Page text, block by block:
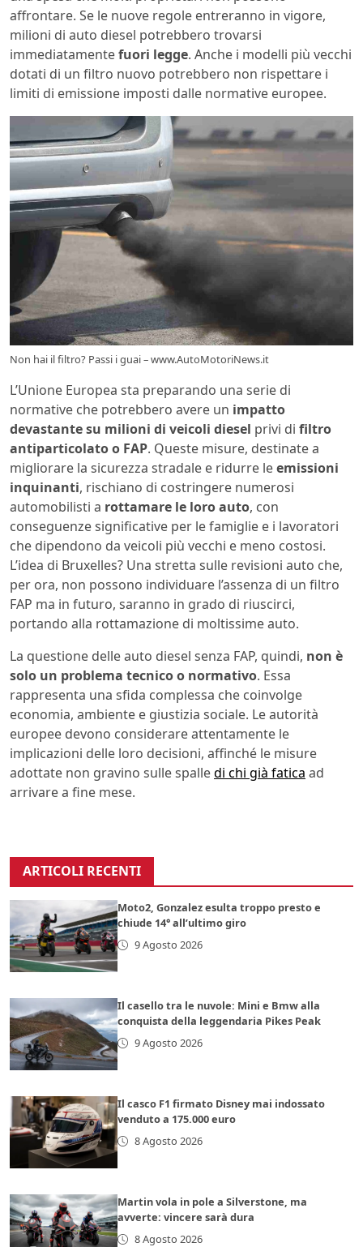
affrontare. Se le nuove regole entreranno in vigore,
milioni di auto diesel potrebbero trovarsi
immediatamentefuori legge. Anche i modelli più vecchi
dotati di un filtro nuovo potrebbero non rispettare i
limiti di emissione imposti dalle normative europee.
Non hai il filtro? Passi i guai – www.AutoMotoriNews.it
L’Unione Europea sta preparando una serie di
normative che potrebbero avere un impatto
devastante su milioni di veicoli diesel privi di filtro
antiparticolato o FAP. Queste misure, destinate a
migliorare la sicurezza stradale e ridurre leemissioni
inquinanti, rischiano di costringere numerosi
automobilisti a rottamare le loro auto, con
conseguenze significative per le famiglie e i lavoratori
che dipendono da veicoli più vecchi e meno costosi.
L’idea di Bruxelles? Una stretta sulle revisioni auto che,
per ora, non possono individuare l’assenza di un filtro
FAP ma in futuro, saranno in grado di riuscirci,
portando alla rottamazione di moltissime auto.
La questione delle auto diesel senza FAP, quindi, non è
solo un problema tecnico o normativo. Essa
rappresenta una sfida complessa che coinvolge
economia, ambiente e giustizia sociale. Le autorità
europee devono considerare attentamente le
implicazioni delle loro decisioni, affinché le misure
adottate non gravino sulle spalledi chi già fatica ad
arrivare a fine mese.
ARTICOLI RECENTI
Moto2, Gonzalez esulta troppo presto e
chiude 14° all’ultimo giro
9 Agosto 2026
Il casello tra le nuvole: Mini e Bmw alla
conquista della leggendaria Pikes Peak
9 Agosto 2026
Il casco F1 firmato Disney mai indossato
venduto a 175.000 euro
8 Agosto 2026
Martin vola in pole a Silverstone, ma
avverte: vincere sarà dura
8 Agosto 2026